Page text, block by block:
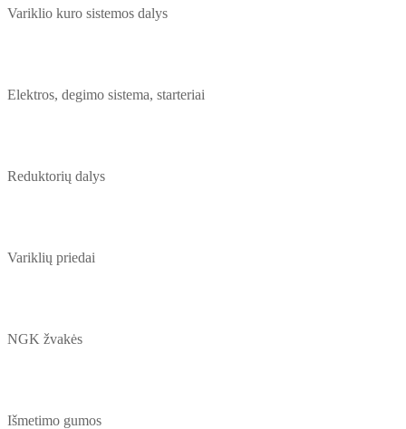
Variklio kuro sistemos dalys
Elektros, degimo sistema, starteriai
Reduktorių dalys
Variklių priedai
NGK žvakės
Išmetimo gumos